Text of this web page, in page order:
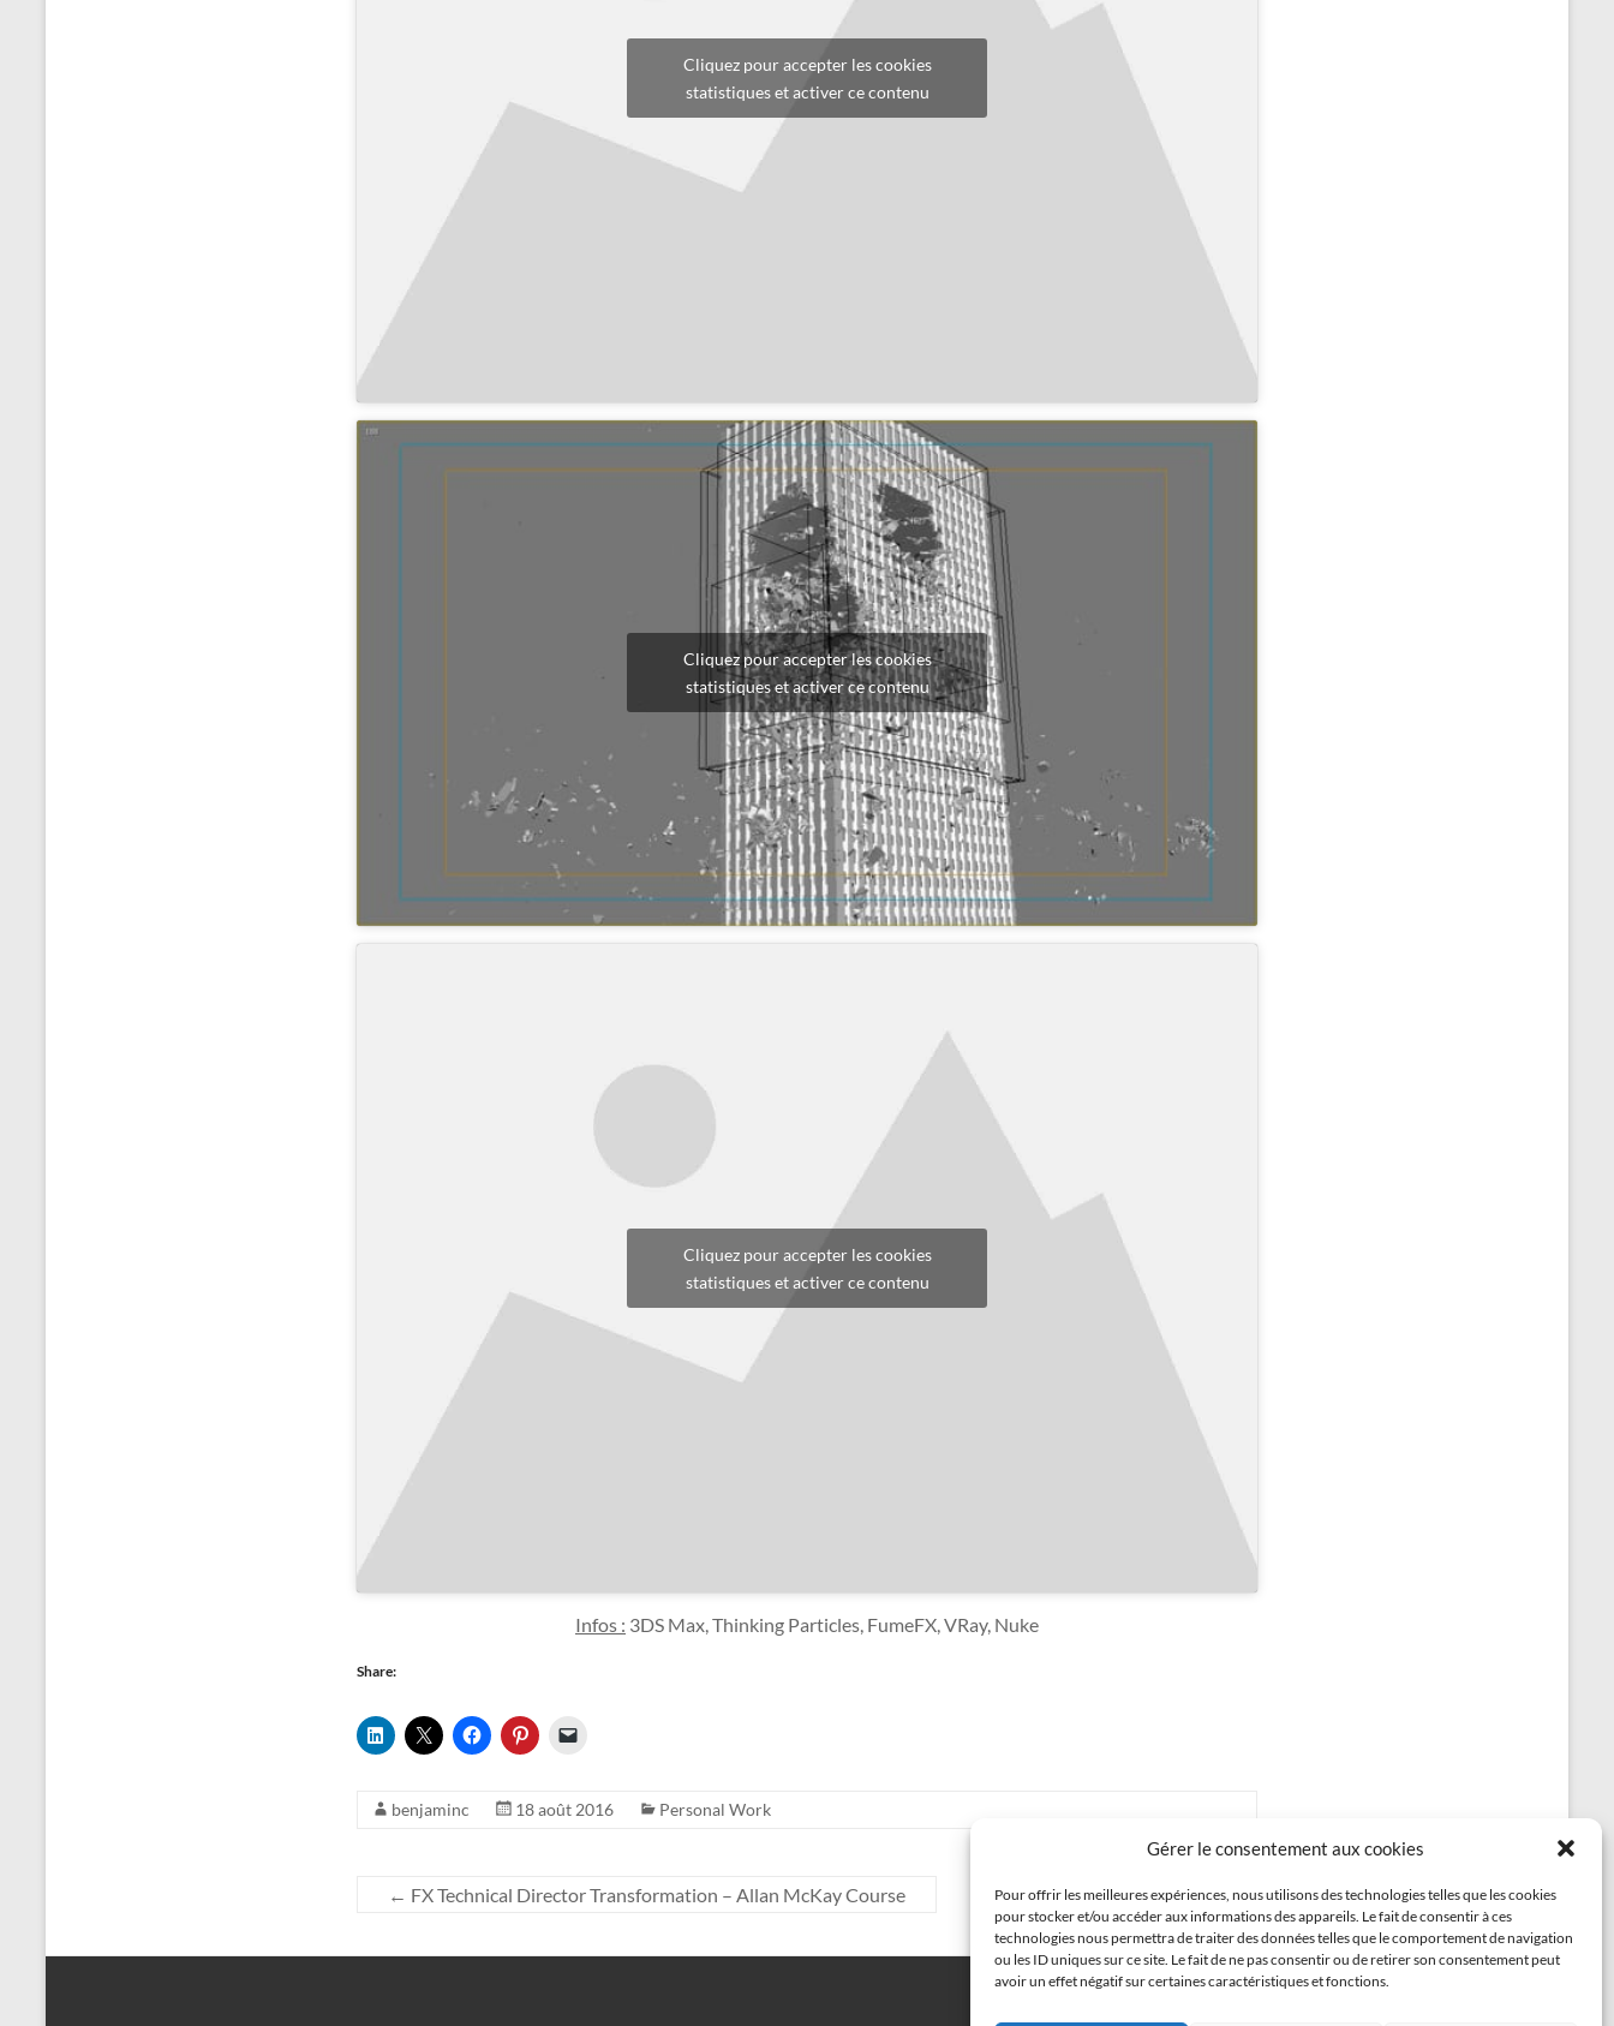
Gérer le consentement aux cookies
Pour offrir les meilleures expériences, nous utilisons des technologies telles que les cookies
pour stocker et/ou accéder aux informations des appareils. Le fait de consentir à ces
technologies nous permettra de traiter des données telles que le comportement de navigation
ou les ID uniques sur ce site. Le fait de ne pas consentir ou de retirer son consentement peut
avoir un effet négatif sur certaines caractéristiques et fonctions.
Cliquez pour accepter les cookies
statistiques et activer ce contenu
Cliquez pour accepter les cookies
statistiques et activer ce contenu
Cliquez pour accepter les cookies
statistiques et activer ce contenu
Infos : 3DS Max, Thinking Particles, FumeFX, VRay, Nuke
Share:
benjaminc 18 août 2016 Personal Work
← FX Technical Director Transformation – Allan McKay Course Demoreel 2015→